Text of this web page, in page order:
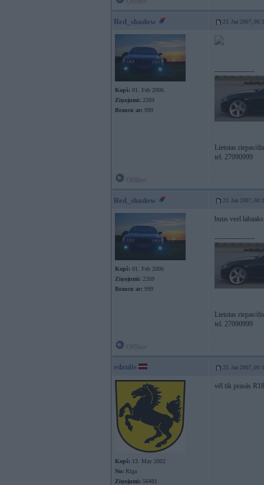
Red_shadow 23. Jan 2007,
Kopš: 01. Feb 2006
Ziņojumi: 2269
Braucu ar: 999
-----------------
Lietotas riepas/
tel. 27090999
Red_shadow 23. Jan 2007,
Kopš: 01. Feb 2006
Ziņojumi: 2269
Braucu ar: 999
buus veel
-----------------
Lietotas riepas/
tel. 27090999
edzulis 23. Jan 2007,
Kopš: 13. May 2002
No: Rīga
Ziņojumi: 56481
vēl tik prasās